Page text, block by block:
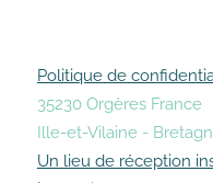
Politique de
35230 Orgères France
Ille-et-Vilaine -
Un lieu de réception